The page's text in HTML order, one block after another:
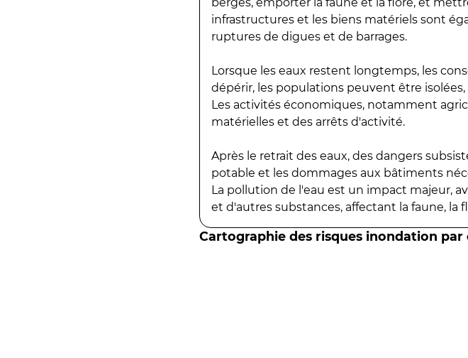
infrastructures et les biens matériels sont
ruptures de digues et de barrages.
Lorsque les eaux restent longtemps, les
dépérir, les populations peuvent être
Les activités économiques, notamment
matérielles et des arrêts d'activité.
Après le retrait des eaux, des dangers
potable et les dommages aux bâtiments
La pollution de l'eau est un impact majeur,
et d'autres substances, affectant la faune, la
Cartographie des risques inondation par